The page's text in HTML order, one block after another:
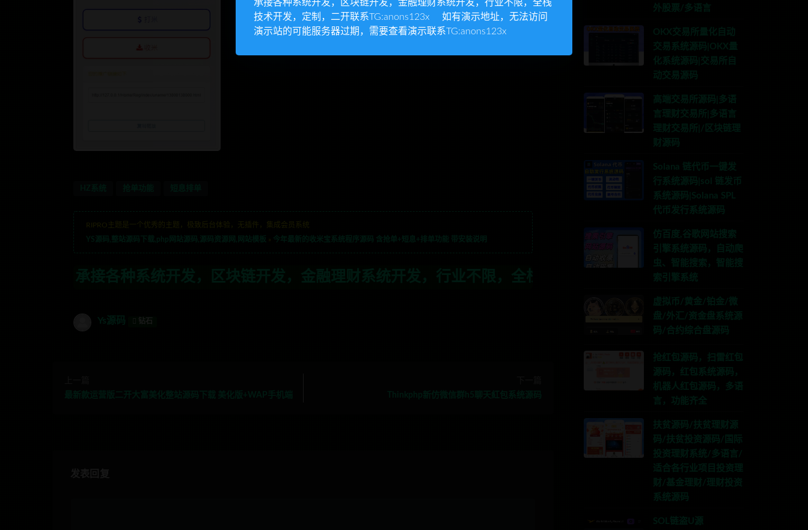
RIPRO主题是一个优秀的主题，极致后台体验，无插件，集成会员系统
YS源码,整站源码下载,php网站源码,源码资源网,网站模板
今年最新的收米宝系统程序源码 含抢单+短息+排单功能 带安装说明
系统开发，区块链开发，金融理财系统开发，行业不限，全栈技术开发，定制，二开联系TG:anons123x
Ys源码 钻石
外股票/多语言
OKX交易所量化自动
交易系统源码|OKX量
化系统源码|交易所自
动交易源码
高端交易所源码|多语
言理财交易所|多语言
理财交易所|/区块链理
财源码
Solana 链代币一键发
行系统源码|sol 链发币
系统源码|Solana SPL
代币发行系统源码
仿百度,谷歌网站搜索
引擎系统源码，自动爬
虫、智能搜索，智能搜
索引擎系统
虚拟币/黄金/铂金/微
盘/外汇/资金盘系统源
码/合约综合盘源码
抢红包源码，扫雷红包
源码，红包系统源码，
机器人红包源码，多语
言，功能齐全
扶贫源码/扶贫理财源
码/扶贫投资源码/国际
投资理财系统/多语言/
适合各行业项目投资理
财/基金理财/理财投资
系统源码
SOL链盗U源
承接各种系统开发，区块链开发，金融理财系统开发，行业不限，全栈
技术开发，定制，二开联系TG:anons123x 如有演示地址，无法访问
演示站的可能服务器过期，需要查看演示联系TG:anons123x